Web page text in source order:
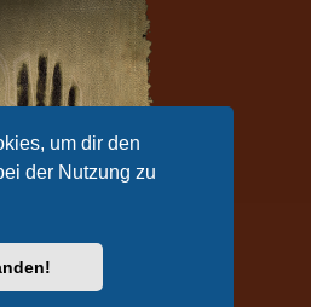
um dir den
der Nutzung zu